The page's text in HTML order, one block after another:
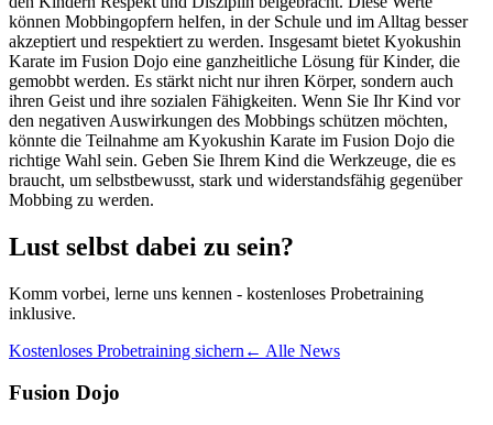
können Mobbingopfern helfen, in der Schule und im Alltag besser
akzeptiert und respektiert zu werden. Insgesamt bietet Kyokushin
Karate im Fusion Dojo eine ganzheitliche Lösung für Kinder, die
gemobbt werden. Es stärkt nicht nur ihren Körper, sondern auch
ihren Geist und ihre sozialen Fähigkeiten. Wenn Sie Ihr Kind vor
den negativen Auswirkungen des Mobbings schützen möchten,
könnte die Teilnahme am Kyokushin Karate im Fusion Dojo die
richtige Wahl sein. Geben Sie Ihrem Kind die Werkzeuge, die es
braucht, um selbstbewusst, stark und widerstandsfähig gegenüber
Mobbing zu werden.
Lust selbst dabei zu sein?
Komm vorbei, lerne uns kennen - kostenloses Probetraining
inklusive.
Kostenloses Probetraining sichern ← Alle News
Fusion Dojo